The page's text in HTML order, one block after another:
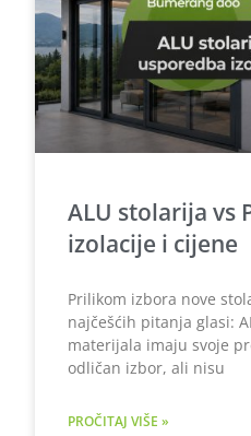
ALU stolarija vs
izolacije i cijene
Prilikom izbora nove
najčešćih pitanja glasi:
materijala imaju svoje
odličan izbor, ali nisu
PROČITAJ VIŠE »